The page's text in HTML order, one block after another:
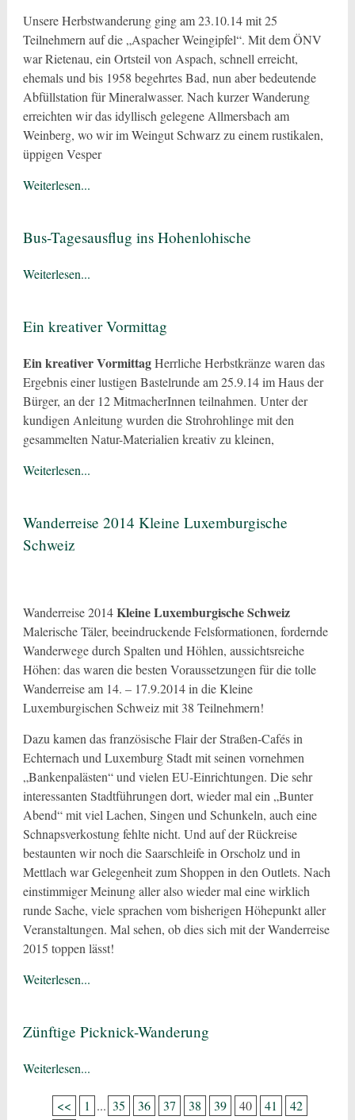
Unsere Herbstwanderung ging am 23.10.14 mit 25
Teilnehmern auf die „Aspacher Weingipfel“. Mit dem ÖNV
war Rietenau, ein Ortsteil von Aspach, schnell erreicht,
ehemals und bis 1958 begehrtes Bad, nun aber bedeutende
Abfüllstation für Mineralwasser. Nach kurzer Wanderung
erreichten wir das idyllisch gelegene Allmersbach am
Weinberg, wo wir im Weingut Schwarz zu einem rustikalen,
üppigen Vesper
Weiterlesen...
Bus-Tagesausflug ins Hohenlohische
Weiterlesen...
Ein kreativer Vormittag
Ein kreativer VormittagHerrliche Herbstkränze waren das
Ergebnis einer lustigen Bastelrunde am 25.9.14 im Haus der
Bürger, an der 12 MitmacherInnen teilnahmen. Unter der
kundigen Anleitung wurden die Strohrohlinge mit den
gesammelten Natur-Materialien kreativ zu kleinen,
Weiterlesen...
Wanderreise 2014 Kleine Luxemburgische
Schweiz
Wanderreise 2014Kleine Luxemburgische Schweiz
Malerische Täler, beeindruckende Felsformationen, fordernde
Wanderwege durch Spalten und Höhlen, aussichtsreiche
Höhen: das waren die besten Voraussetzungen für die tolle
Wanderreise am 14. – 17.9.2014 in die Kleine
Luxemburgischen Schweiz mit 38 Teilnehmern!
Dazu kamen das französische Flair der Straßen-Cafés in
Echternach und Luxemburg Stadt mit seinen vornehmen
„Bankenpalästen“ und vielen EU-Einrichtungen. Die sehr
interessanten Stadtführungen dort, wieder mal ein „Bunter
Abend“ mit viel Lachen, Singen und Schunkeln, auch eine
Schnapsverkostung fehlte nicht. Und auf der Rückreise
bestaunten wir noch die Saarschleife in Orscholz und in
Mettlach war Gelegenheit zum Shoppen in den Outlets. Nach
einstimmiger Meinung aller also wieder mal eine wirklich
runde Sache, viele sprachen vom bisherigen Höhepunkt aller
Veranstaltungen. Mal sehen, ob dies sich mit der Wanderreise
2015 toppen lässt!
Weiterlesen...
Zünftige Picknick-Wanderung
Weiterlesen...
<< 1 ... 35 36 37 38 39 40 41
42